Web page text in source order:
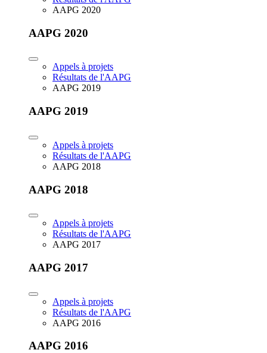
AAPG 2020
AAPG 2020
Appels à projets
Résultats de l'AAPG
AAPG 2019
AAPG 2019
Appels à projets
Résultats de l'AAPG
AAPG 2018
AAPG 2018
Appels à projets
Résultats de l'AAPG
AAPG 2017
AAPG 2017
Appels à projets
Résultats de l'AAPG
AAPG 2016
AAPG 2016